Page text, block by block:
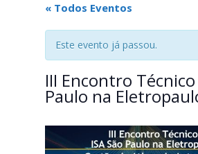
« Todos Eventos
Este evento já passou.
III Encontro Técnico
Paulo na